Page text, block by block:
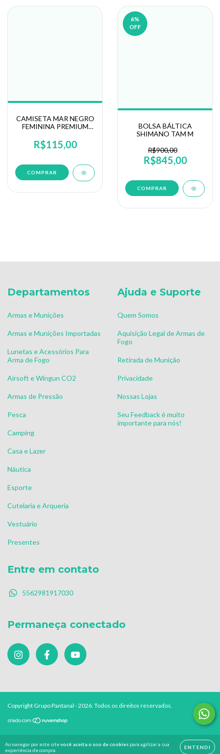
Ao navegar por este sitevocê aceita o uso de cookies para agilizar a sua
experiência de compra.
ENTENDI
CAMISETA MAR NEGRO
FEMININA PREMIUM
LONGA (49429)
R$115,00
COMPRAR
6%
OFF
BOLSA BÁLTICA
SHIMANO TAM M
R$900,00
R$845,00
Departamentos
Armas e Munições
Armas e Munições Importadas
Lunetas e Acessórios Para
Arma de Fogo
Airsoft e Wingun CO2
Armas de Pressão
Pesca
Camping
Casa e Lazer
Náutica
Esporte
Cutelaria e Arqueria
Vestuário
Presentes
Ajuda e Suporte
Quem Somos
Aquisição Legal de Armas de
Fogo
Retirada de Munição
Privacidade
Nossas Lojas
Seu Feedback é muito
importante para nós!
Entre em contato
5562981917030
Permaneça conectado
Copyright Grupo Pantanal - 2026. Todos os direitos reservados.